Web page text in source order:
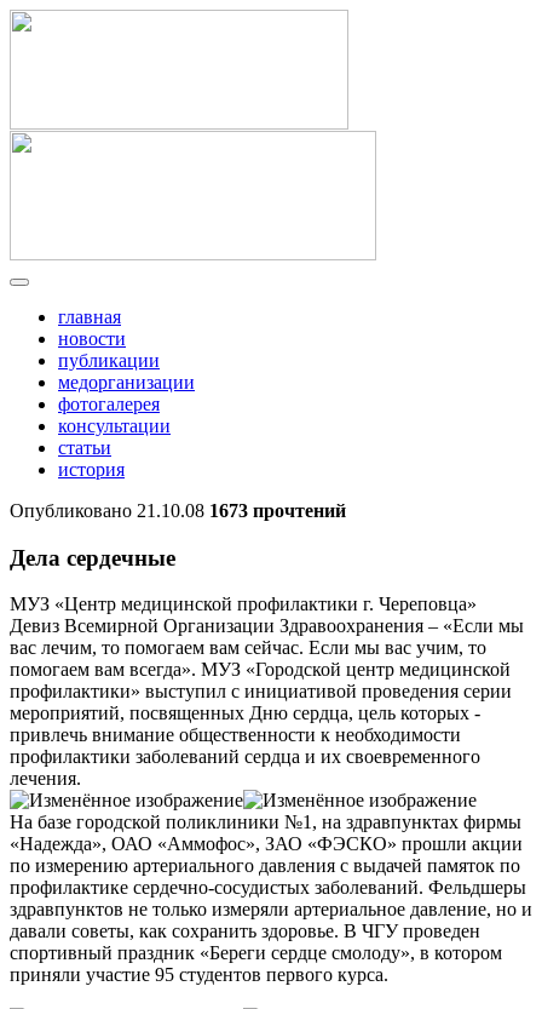
главная
новости
публикации
медорганизации
фотогалерея
консультации
статьи
история
Опубликовано 21.10.08 1673 прочтений
Дела сердечные
МУЗ «Центр медицинской профилактики г. Череповца»
Девиз Всемирной Организации Здравоохранения – «Если мы
вас лечим, то помогаем вам сейчас. Если мы вас учим, то
помогаем вам всегда». МУЗ «Городской центр медицинской
профилактики» выступил с инициативой проведения серии
мероприятий, посвященных Дню сердца, цель которых -
привлечь внимание общественности к необходимости
профилактики заболеваний сердца и их своевременного
лечения.
На базе городской поликлиники №1, на здравпунктах фирмы
«Надежда», ОАО «Аммофос», ЗАО «ФЭСКО» прошли акции
по измерению артериального давления с выдачей памяток по
профилактике сердечно-сосудистых заболеваний. Фельдшеры
здравпунктов не только измеряли артериальное давление, но и
давали советы, как сохранить здоровье. В ЧГУ проведен
спортивный праздник «Береги сердце смолоду», в котором
приняли участие 95 студентов первого курса.